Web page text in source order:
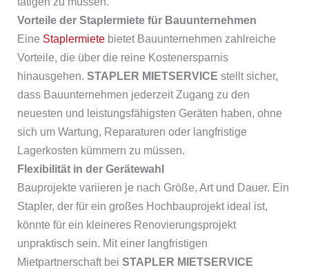
Vorteile der Staplermiete für Bauunternehmen
Eine Staplermietebietet Bauunternehmen zahlreiche
Vorteile, die über die reine Kostenersparnis
hinausgehen. STAPLER MIETSERVICE stellt sicher,
dass Bauunternehmen jederzeit Zugang zu den
neuesten und leistungsfähigsten Geräten haben, ohne
sich um Wartung, Reparaturen oder langfristige
Lagerkosten kümmern zu müssen.
Flexibilität in der Gerätewahl
Bauprojekte variieren je nach Größe, Art und Dauer. Ein
Stapler, der für ein großes Hochbauprojekt ideal ist,
könnte für ein kleineres Renovierungsprojekt
unpraktisch sein. Mit einer langfristigen
Mietpartnerschaft bei STAPLER MIETSERVICE